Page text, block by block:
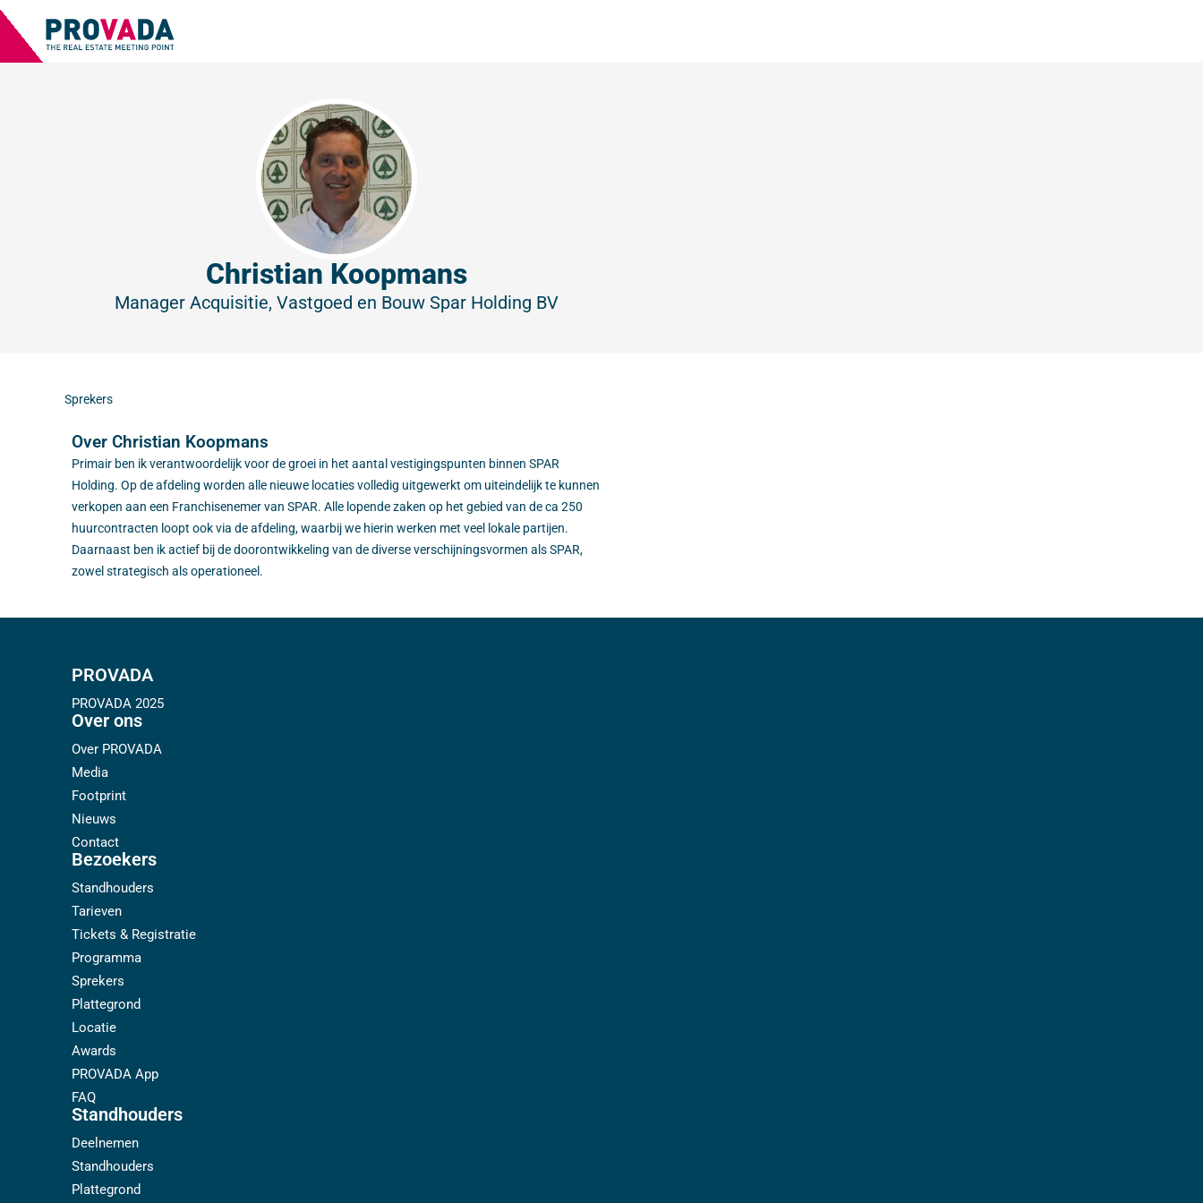
Christian Koopmans
Manager Acquisitie, Vastgoed en Bouw Spar Holding BV
Sprekers
Over Christian Koopmans
Primair ben ik verantwoordelijk voor de groei in het aantal vestigingspunten binnen SPAR
Holding. Op de afdeling worden alle nieuwe locaties volledig uitgewerkt om uiteindelijk te kunnen
verkopen aan een Franchisenemer van SPAR. Alle lopende zaken op het gebied van de ca 250
huurcontracten loopt ook via de afdeling, waarbij we hierin werken met veel lokale partijen.
Daarnaast ben ik actief bij de doorontwikkeling van de diverse verschijningsvormen als SPAR,
zowel strategisch als operationeel.
PROVADA
PROVADA 2025
Over ons
Over PROVADA
Media
Footprint
Nieuws
Contact
Bezoekers
Standhouders
Tarieven
Tickets & Registratie
Programma
Sprekers
Plattegrond
Locatie
Awards
PROVADA App
FAQ
Standhouders
Deelnemen
Standhouders
Plattegrond